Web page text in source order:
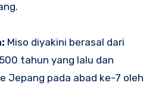
Miso diyakini berasal dari
tahun yang lalu dan
Jepang pada abad ke-7 oleh